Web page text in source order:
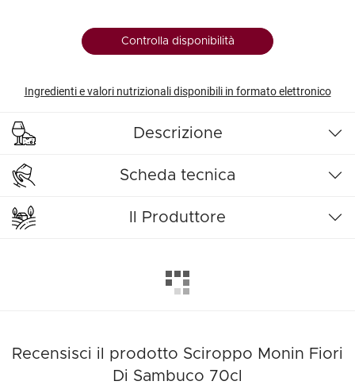
Controlla disponibilità
Ingredienti e valori nutrizionali disponibili in formato elettronico
Descrizione
Scheda tecnica
Il Produttore
Recensisci il prodotto Sciroppo Monin Fiori
Di Sambuco 70cl